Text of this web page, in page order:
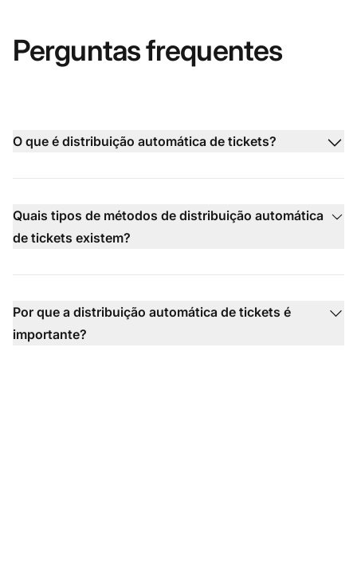
Perguntas frequentes
O que é distribuição automática de tickets?
Quais tipos de métodos de distribuição automática
de tickets existem?
Por que a distribuição automática de tickets é
importante?